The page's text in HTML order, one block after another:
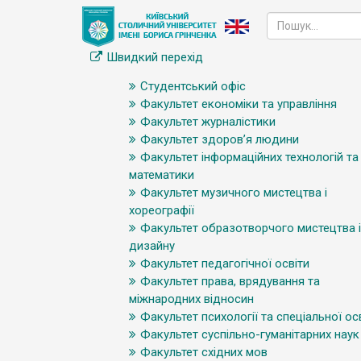
Швидкий перехід
Студентський офіс
Факультет економіки та управління
Факультет журналістики
Факультет здоров’я людини
Факультет інформаційних технологій та
математики
Факультет музичного мистецтва і
хореографії
Факультет образотворчого мистецтва і
дизайну
Факультет педагогічної освіти
Факультет права, врядування та
міжнародних відносин
Факультет психології та спеціальної
Факультет суспільно-гуманітарних наук
Факультет східних мов